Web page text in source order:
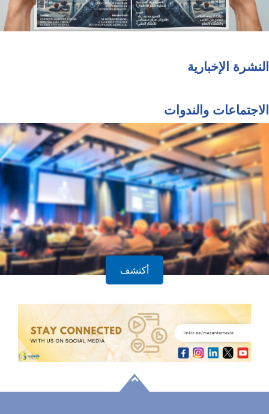
النشرة الإخبارية
الاجتماعات والندوات
أكتشف